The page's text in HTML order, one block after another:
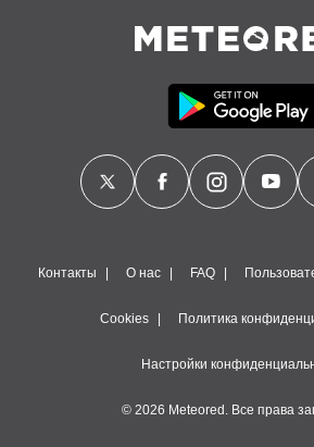
Контакты О нас FAQ
Cookies Политика
Настройки
© 2026 Meteored. Все права